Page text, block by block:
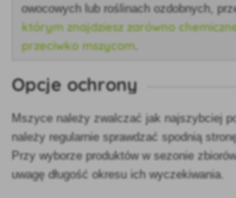
owocowych lub roślinach ozdobnych,
którym znajdziesz zarówno
przeciwko mszycom
Opcje ochrony
Mszyce należy zwalczać jak najszybciej
należy regularnie sprawdzać spodnią
Przy wyborze produktów w sezonie
uwagę długość okresu ich wyczekiwania.